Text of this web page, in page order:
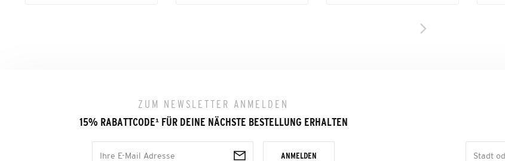
ZUM NEWSLETTER ANMELDEN
15% RABATTCODE¹FÜR DEINE NÄCHSTE BESTELLUNG ERHALTEN
ANMELDEN